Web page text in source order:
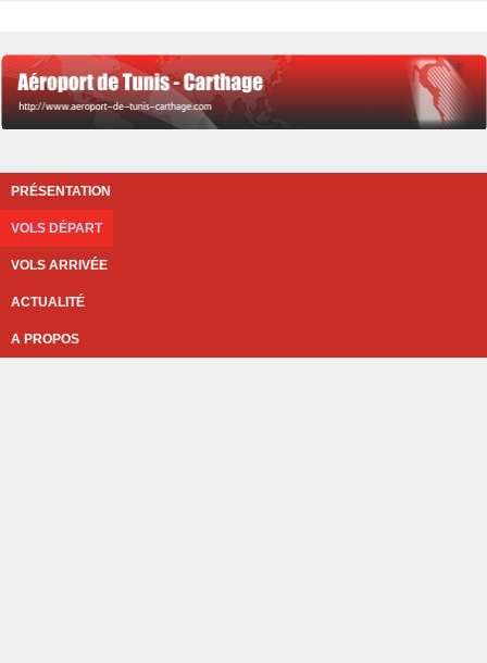
PRÉSENTATION
VOLS DÉPART
VOLS ARRIVÉE
ACTUALITÉ
A PROPOS